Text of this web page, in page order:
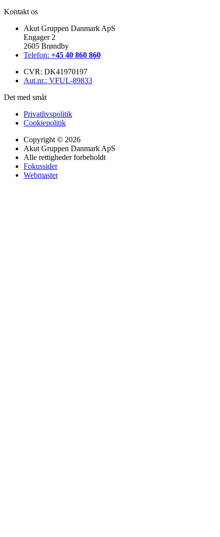
Kontakt os
Akut Gruppen Danmark ApS
Engager 2
2605 Brøndby
Telefon: +45 40 860 860
CVR: DK41970197
Aut.nr.: VFUL-89833
Det med småt
Privatlivspolitik
Cookiepolitik
Copyright © 2026
Akut Gruppen Danmark ApS
Alle rettigheder forbeholdt
Fokussider
Webmaster